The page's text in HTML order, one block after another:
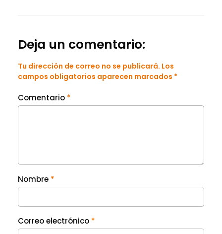
Deja un comentario:
Tu dirección de correo no se publicará. Los
campos obligatorios aparecen marcados *
Comentario *
Nombre *
Correo electrónico *